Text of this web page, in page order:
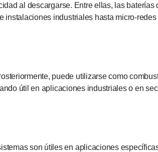
al descargarse. Entre ellas, las baterías
industriales hasta micro-
puede utilizarse como
útil en aplicaciones industriales o en
son útiles en aplicaciones